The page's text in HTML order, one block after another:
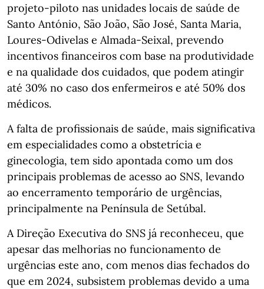
projeto-piloto nas unidades locais de saúde de
Santo António, São João, São José, Santa Maria,
Loures-Odivelas e Almada-Seixal, prevendo
incentivos financeiros com base na produtividade
e na qualidade dos cuidados, que podem atingir
até 30% no caso dos enfermeiros e até 50% dos
médicos.
A falta de profissionais de saúde, mais significativa
em especialidades como a obstetrícia e
ginecologia, tem sido apontada como um dos
principais problemas de acesso ao SNS, levando
ao encerramento temporário de urgências,
principalmente na Península de Setúbal.
A Direção Executiva do SNS já reconheceu, que
apesar das melhorias no funcionamento de
urgências este ano, com menos dias fechados do
que em 2024, subsistem problemas devido a uma